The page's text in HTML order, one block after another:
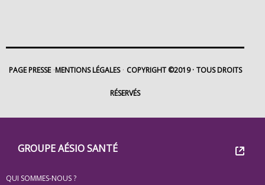
Groupe
Eovi
GROUPE AÉSIO SANTÉ
QUI SOMMES-NOUS ?
PAGE PRESSE MENTIONS LÉGALES COPYRIGHT ©2019 TOUS DROITS
RÉSERVÉS